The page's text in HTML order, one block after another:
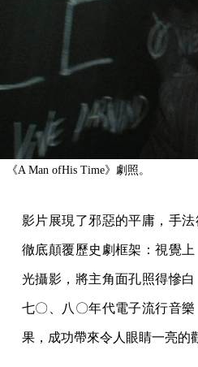
《A Man ofHis Time》劇照。
影片展現了邪惡的平庸，手
徹底顛覆歷史劇框架：視覺
光攝影，將主角面孔照得慘
七〇、八〇年代電子流行音
果，成功帶來令人眼睛一亮的